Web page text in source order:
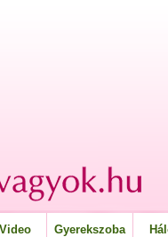
Video Gyerekszoba